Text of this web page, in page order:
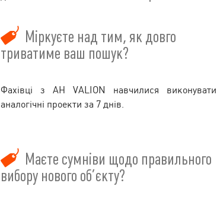
Міркуєте над тим, як довго
триватиме ваш пошук?
Фахівці з АН VALION навчилися виконувати
аналогічні проекти за 7 днів.
Маєте сумніви щодо правильного
вибору нового об’єкту?